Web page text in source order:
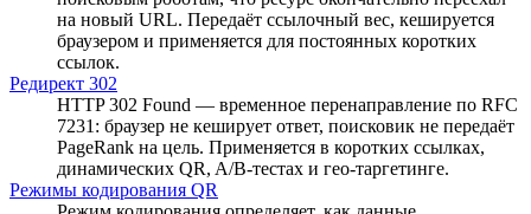
на новый URL. Передаёт ссылочный вес, кешируется
браузером и применяется для постоянных коротких
ссылок.
Редирект 302
HTTP 302 Found — временное перенаправление по RFC
7231: браузер не кеширует ответ, поисковик не передаёт
PageRank на цель. Применяется в коротких ссылках,
динамических QR, A/B-тестах и гео-таргетинге.
Режимы кодирования QR